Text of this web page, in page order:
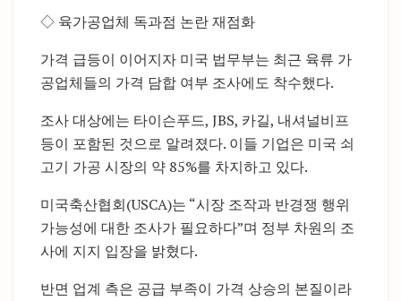
◇ 육가공업체 독과점 논란 재점화
가격 급등이 이어지자 미국 법무부는 최근 육류 가
공업체들의 가격 담합 여부 조사에도 착수했다.
조사 대상에는 타이슨푸드, JBS, 카길, 내셔널비프
등이 포함된 것으로 알려졌다. 이들 기업은 미국 쇠
고기 가공 시장의 약 85%를 차지하고 있다.
미국축산협회(USCA)는 “시장 조작과 반경쟁 행위
가능성에 대한 조사가 필요하다”며 정부 차원의 조
사에 지지 입장을 밝혔다.
반면 업계 측은 공급 부족이 가격 상승의 본질이라